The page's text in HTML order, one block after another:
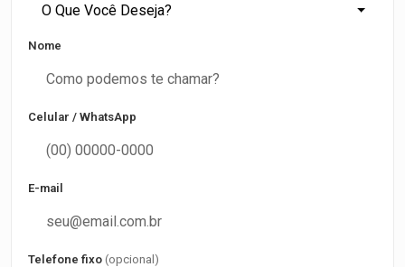
O Que Você Deseja?
Nome
Celular / WhatsApp
E-mail
Telefone fixo (opcional)